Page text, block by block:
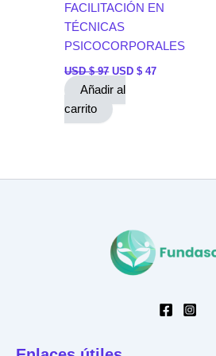
FACILITACIÓN EN
TÉCNICAS
PSICOCORPORALES
USD $97 USD $ 47
Añadir al
carrito